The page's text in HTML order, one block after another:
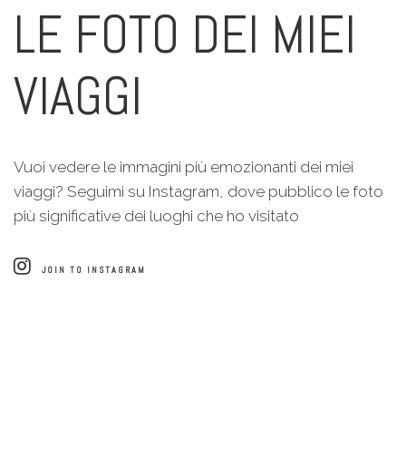
LE FOTO DEI MIEI
VIAGGI
Vuoi vedere le immagini più emozionanti dei miei
viaggi? Seguimi su Instagram, dove pubblico le foto
più significative dei luoghi che ho visitato
JOIN TO INSTAGRAM